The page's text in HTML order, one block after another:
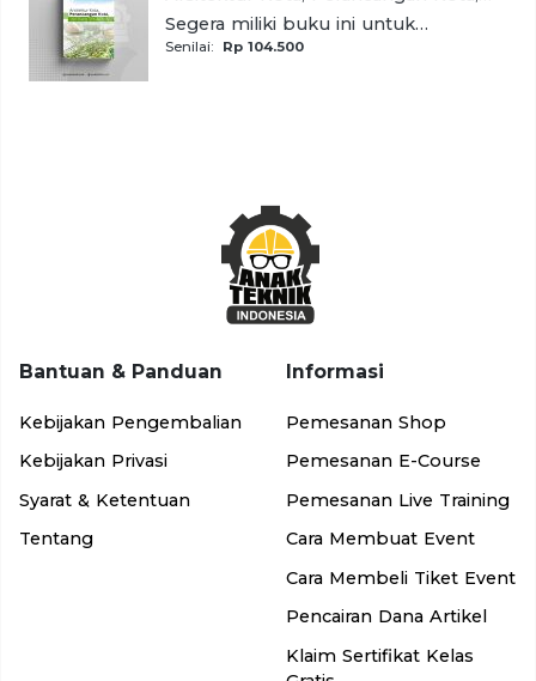
Dan Ruang Terbuka Hijau
Segera miliki buku ini untuk
memndapatkan pembahasan
Senilai: Rp 104.500
Bantuan & Panduan
Kebijakan Pengembalian
Kebijakan Privasi
Syarat & Ketentuan
Tentang
Informasi
Pemesanan Shop
Pemesanan E-Course
Pemesanan Live Training
Cara Membuat Event
Cara Membeli Tiket Event
Pencairan Dana Artikel
Klaim Sertifikat Kelas